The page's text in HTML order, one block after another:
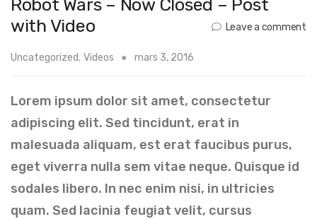
Robot Wars – Now Closed – Post
with Video
Leave a comment
Uncategorized, Videos mars 3, 2016
Lorem ipsum dolor sit amet, consectetur
adipiscing elit. Sed tincidunt, erat in
malesuada aliquam, est erat faucibus purus,
eget viverra nulla sem vitae neque. Quisque id
sodales libero. In nec enim nisi, in ultricies
quam. Sed lacinia feugiat velit, cursus